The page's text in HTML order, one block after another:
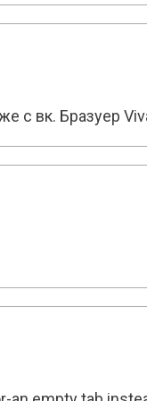
с вк. Бразуер